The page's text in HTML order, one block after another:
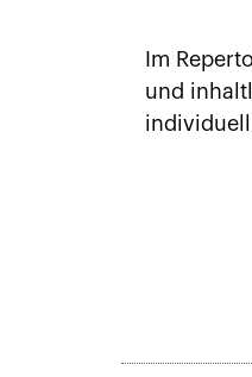
Im
und
individuell